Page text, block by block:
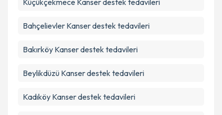
Küçükçekmece Kanser destek tedavileri
Bahçelievler Kanser destek tedavileri
Bakırköy Kanser destek tedavileri
Beylikdüzü Kanser destek tedavileri
Kadıköy Kanser destek tedavileri